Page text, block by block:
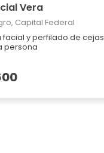
Vera
Capital Federal
facial y perfilado de cejas
persona